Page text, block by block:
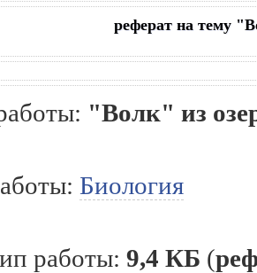
реферат на тему
"Волк" из
Биология
работы: 9,4 КБ (